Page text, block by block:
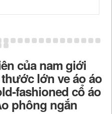
của nam giới
lớn ve áo áo
fashioned cổ áo
phông ngắn